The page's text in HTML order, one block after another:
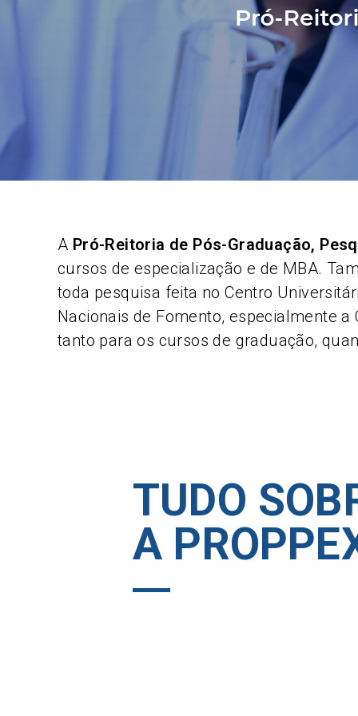
A Pró-Reitoria de Pós-Graduação,
cursos de especialização e de MBA.
toda pesquisa feita no Centro
Nacionais de Fomento, especialmente
tanto para os cursos de graduação,
TUDO
A